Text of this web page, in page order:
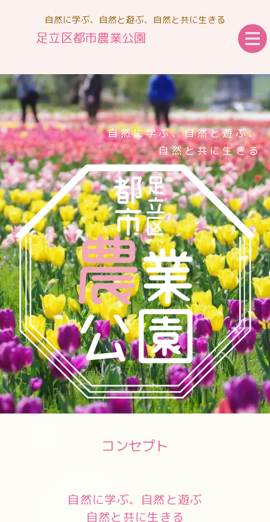
自然に学ぶ、自然と遊ぶ、自然と共に生きる
足立区都市農業公園
自然に学ぶ、自然と遊ぶ、
自然と共に生きる
コンセプト
自然に学ぶ、自然と遊ぶ
自然と共に生きる